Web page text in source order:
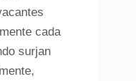
cada
surjan